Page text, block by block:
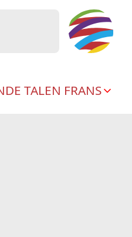
TALEN FRANS